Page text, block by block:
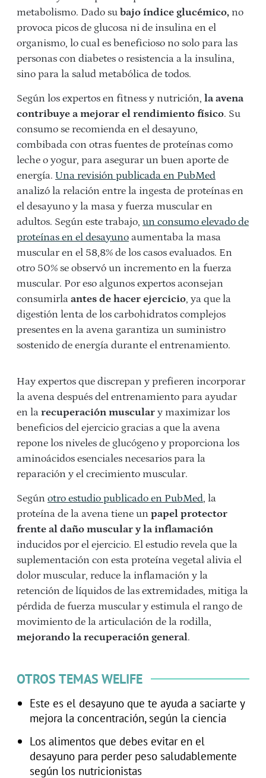
metabolismo. Dado su bajo índice glucémico, no
provoca picos de glucosa ni de insulina en el
organismo, lo cual es beneficioso no solo para las
personas con diabetes o resistencia a la insulina,
sino para la salud metabólica de todos.
Según los expertos en fitness y nutrición, la avena
contribuye a mejorar el rendimiento físico. Su
consumo se recomienda en el desayuno,
combibada con otras fuentes de proteínas como
leche o yogur, para asegurar un buen aporte de
energía. Una revisión publicada en PubMed
analizó la relación entre la ingesta de proteínas en
el desayuno y la masa y fuerza muscular en
adultos. Según este trabajo, un consumo elevado de
proteínas en el desayuno aumentaba la masa
muscular en el 58,8% de los casos evaluados. En
otro 50% se observó un incremento en la fuerza
muscular. Por eso algunos expertos aconsejan
consumirla antes de hacer ejercicio, ya que la
digestión lenta de los carbohidratos complejos
presentes en la avena garantiza un suministro
sostenido de energía durante el entrenamiento.
Hay expertos que discrepan y prefieren incorporar
la avena después del entrenamiento para ayudar
en la recuperación muscular y maximizar los
beneficios del ejercicio gracias a que la avena
repone los niveles de glucógeno y proporciona los
aminoácidos esenciales necesarios para la
reparación y el crecimiento muscular.
Según otro estudio publicado en PubMed, la
proteína de la avena tiene un papel protector
frente al daño muscular y la inflamación
inducidos por el ejercicio. El estudio revela que la
suplementación con esta proteína vegetal alivia el
dolor muscular, reduce la inflamación y la
retención de líquidos de las extremidades, mitiga la
pérdida de fuerza muscular y estimula el rango de
movimiento de la articulación de la rodilla,
mejorando la recuperación general.
OTROS TEMAS WELIFE
Este es el desayuno que te ayuda a saciarte y
mejora la concentración, según la ciencia
Los alimentos que debes evitar en el
desayuno para perder peso saludablemente
según los nutricionistas